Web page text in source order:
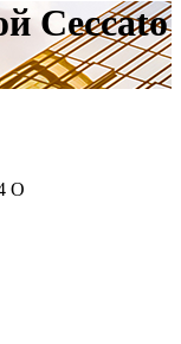
Ceccato
O